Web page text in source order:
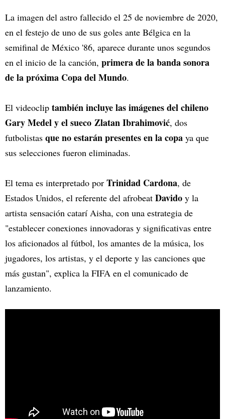
La imagen del astro fallecido el 25 de noviembre de 2020,
en el festejo de uno de sus goles ante Bélgica en la
semifinal de México '86, aparece durante unos segundos
en el inicio de la canción, primera de la banda sonora
de la próxima Copa del Mundo.
El videoclip también incluye las imágenes del chileno
Gary Medel y el sueco Zlatan Ibrahimović, dos
futbolistas que no estarán presentes en la copa ya que
sus selecciones fueron eliminadas.
El tema es interpretado por Trinidad Cardona, de
Estados Unidos, el referente del afrobeat Davido y la
artista sensación catarí Aisha, con una estrategia de
"establecer conexiones innovadoras y significativas entre
los aficionados al fútbol, los amantes de la música, los
jugadores, los artistas, y el deporte y las canciones que
más gustan", explica la FIFA en el comunicado de
lanzamiento.